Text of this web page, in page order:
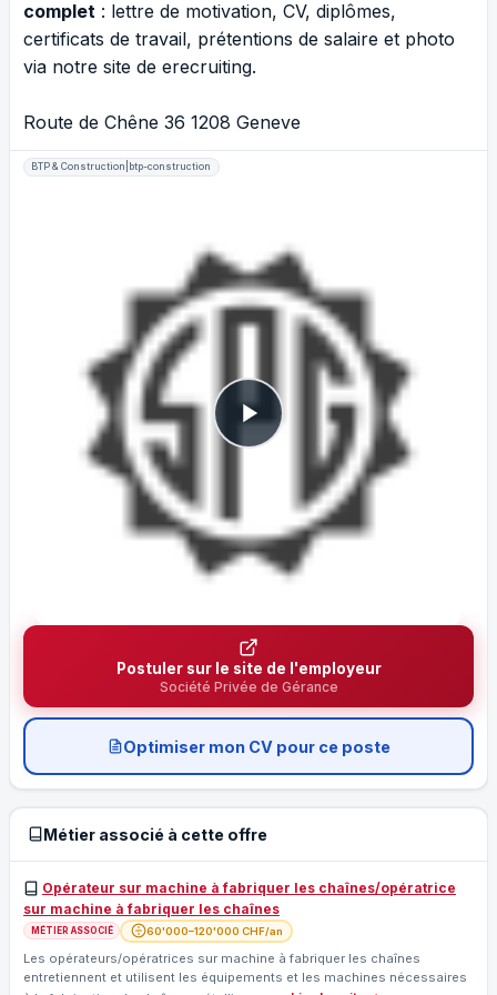
complet : lettre de motivation, CV, diplômes,
certificats de travail, prétentions de salaire et photo
via notre site de erecruiting.
Route de Chêne 36 1208 Geneve
BTP & Construction|btp-construction
Postuler sur le site de l'employeur
Société Privée de Gérance
Optimiser mon CV pour ce poste
Métier associé à cette offre
Opérateur sur machine à fabriquer les chaînes/opératrice
sur machine à fabriquer les chaînes
MÉTIER ASSOCIÉ 60'000–120'000 CHF/an
Les opérateurs/opératrices sur machine à fabriquer les chaînes
entretiennent et utilisent les équipements et les machines nécessaires